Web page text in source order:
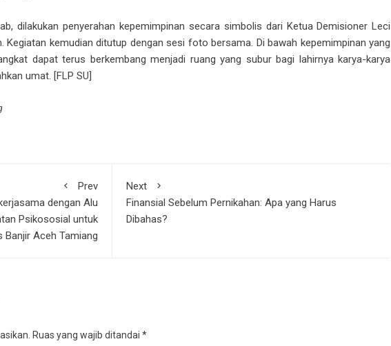
dilakukan penyerahan kepemimpinan secara simbolis dari Ketua Demisioner Leci
Kegiatan kemudian ditutup dengan sesi foto bersama. Di bawah kepemimpinan yang
dapat terus berkembang menjadi ruang yang subur bagi lahirnya karya-karya
umat. [FLP SU]
Prev
dengan Alu
Psikososial untuk
Banjir Aceh Tamiang
Next
Finansial Sebelum Pernikahan: Apa yang Harus
Dibahas?
Ruas yang wajib ditandai *